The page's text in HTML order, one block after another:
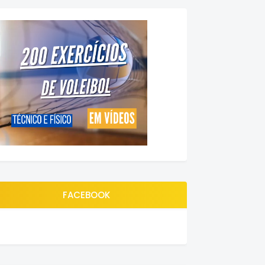
FACEBOOK